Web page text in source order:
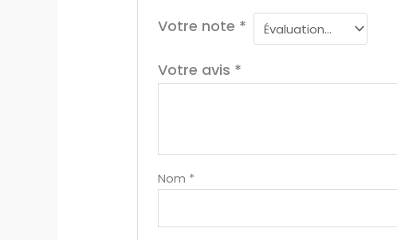
Votre note *
Votre avis *
Nom *